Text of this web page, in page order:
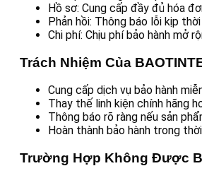
Hồ sơ: Cung cấp đầy đủ hóa
Phản hồi: Thông báo lỗi kịp
Chi phí: Chịu phí bảo hành mở
Trách Nhiệm Của
Cung cấp dịch vụ bảo hành
Thay thế linh kiện chính hãng
Thông báo rõ ràng nếu sản
Hoàn thành bảo hành trong
Trường Hợp Không Được